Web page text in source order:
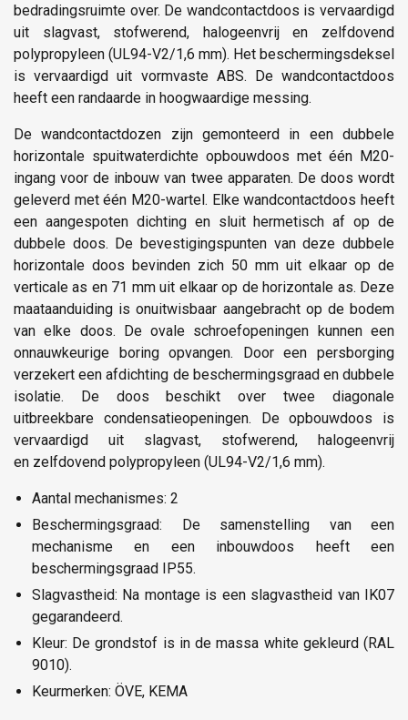
bedradingsruimte over. De wandcontactdoos is vervaardigd
uit slagvast, stofwerend, halogeenvrij en zelfdovend
polypropyleen (UL94-V2/1,6 mm). Het beschermingsdeksel
is vervaardigd uit vormvaste ABS. De wandcontactdoos
heeft een randaarde in hoogwaardige messing.
De wandcontactdozen zijn gemonteerd in een dubbele
horizontale spuitwaterdichte opbouwdoos met één M20-
ingang voor de inbouw van twee apparaten. De doos wordt
geleverd met één M20-wartel. Elke wandcontactdoos heeft
een aangespoten dichting en sluit hermetisch af op de
dubbele doos. De bevestigingspunten van deze dubbele
horizontale doos bevinden zich 50 mm uit elkaar op de
verticale as en 71 mm uit elkaar op de horizontale as. Deze
maataanduiding is onuitwisbaar aangebracht op de bodem
van elke doos. De ovale schroefopeningen kunnen een
onnauwkeurige boring opvangen. Door een persborging
verzekert een afdichting de beschermingsgraad en dubbele
isolatie. De doos beschikt over twee diagonale
uitbreekbare condensatieopeningen. De opbouwdoos is
vervaardigd uit slagvast, stofwerend, halogeenvrij
en zelfdovend polypropyleen (UL94-V2/1,6 mm).
Aantal mechanismes: 2
Beschermingsgraad: De samenstelling van een
mechanisme en een inbouwdoos heeft een
beschermingsgraad IP55.
Slagvastheid: Na montage is een slagvastheid van IK07
gegarandeerd.
Kleur: De grondstof is in de massa white gekleurd (RAL
9010).
Keurmerken: ÖVE, KEMA